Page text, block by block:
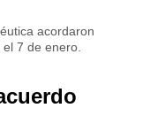
acordaron
7 de enero.